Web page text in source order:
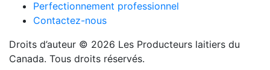
Droits d’auteur © 2026 Les Producteurs laitiers du
Canada. Tous droits réservés.
Perfectionnement professionnel
Contactez-nous